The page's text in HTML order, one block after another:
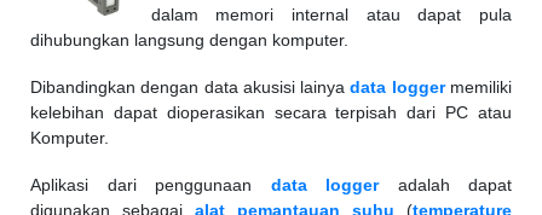
dalam memori internal atau dapat pula
dihubungkan langsung dengan komputer.
Dibandingkan dengan data akusisi lainyadata loggermemiliki
kelebihan dapat dioperasikan secara terpisah dari PC atau
Komputer.
Aplikasi dari penggunaan data logger
adalah dapat
digunakan sebagai alat pemantauan suhu (temperature